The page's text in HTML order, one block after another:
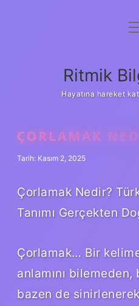
Yasal
Ritmik
Hayatına hareket
ÇORLAMAK
Tarih: Kasım 2, 2025
Çorlamak Nedir?
Tanımı Gerçekten
Çorlamak… Bir
anlamını
bazen de sinirlenerek